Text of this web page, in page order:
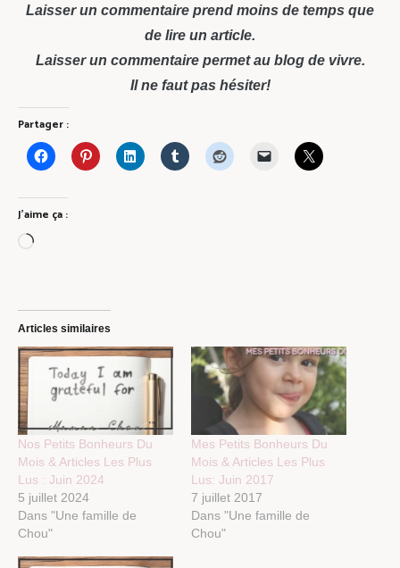
Laisser un commentaire prend moins de temps que
de lire un article.
Laisser un commentaire permet au blog de vivre.
Il ne faut pas hésiter!
Partager :
J’aime ça :
Chargement…
Articles similaires
Nos Petits Bonheurs Du
Mois & Articles Les Plus
Lus : Juin 2024
5 juillet 2024
Dans "Une famille de
Chou"
Mes Petits Bonheurs Du
Mois & Articles Les Plus
Lus: Juin 2017
7 juillet 2017
Dans "Une famille de
Chou"